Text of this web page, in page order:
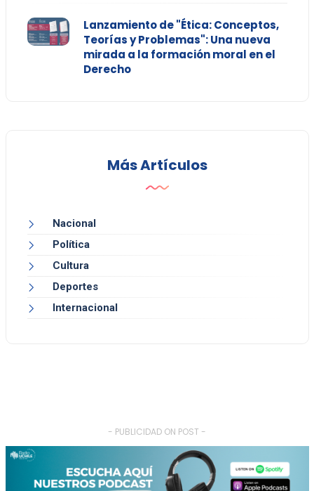
Lanzamiento de "Ética: Conceptos,
Teorías y Problemas": Una nueva
mirada a la formación moral en el
Derecho
Más Artículos
Nacional
Política
Cultura
Deportes
Internacional
- PUBLICIDAD ON POST -